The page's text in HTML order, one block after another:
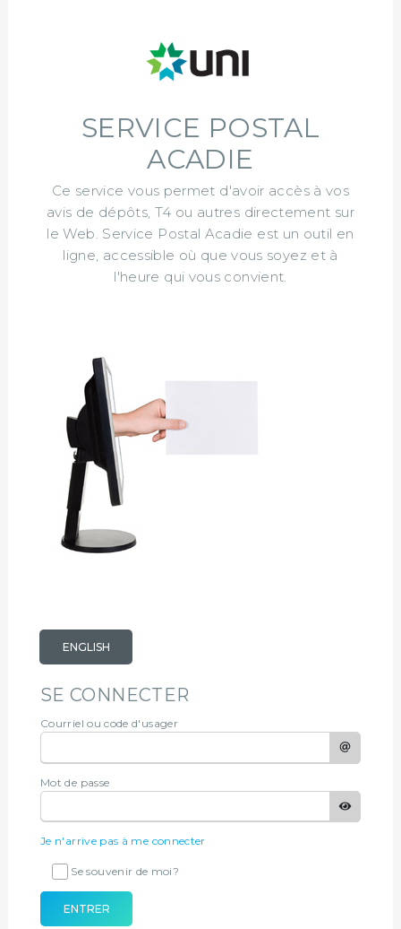
SERVICE POSTAL
ACADIE
Ce service vous permet d'avoir accès à vos
avis de dépôts, T4 ou autres directement sur
le Web. Service Postal Acadie est un outil en
ligne, accessible où que vous soyez et à
l'heure qui vous convient.
ENGLISH
SE CONNECTER
Courriel ou code d'usager
Mot de passe
Je n'arrive pas à me connecter
Se souvenir de moi?
ENTRER